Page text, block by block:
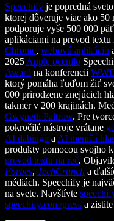
Speechify je popredná
ktorej dôveruje viac ako
podporuje vyše 500 000
aplikáciami na prevod textu
Chrome, webovú aplikáciu
2025 Apple ocenilo
Award na konferencii
ktorý pomáha ľuďom žiť
000 prirodzene znejúcich
takmer v 200 krajinách.
Gwyneth Paltrow. Pre
pokročilé nástroje vrátane
AI dabingu a AI meniča
produkty pomocou svojho
prevod textu na reč.
Forbes, TechCrunch a
médiách. Speechify je
na svete. Navštívte
speechify.com/press a